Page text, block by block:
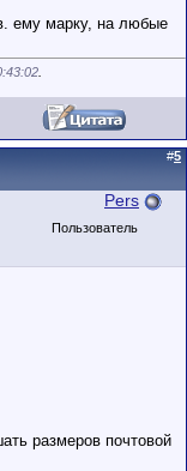
ему марку, на любые
#5
Pers
Пользователь
размеров почтовой